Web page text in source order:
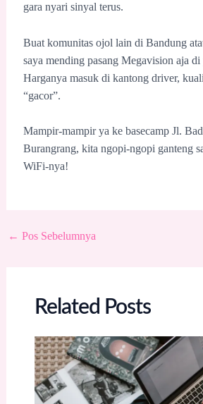
gara nyari sinyal terus.
Buat komunitas ojol lain di Bandung
saya mending pasang Megavision aja di
Harganya masuk di kantong driver,
“gacor”.
Mampir-mampir ya ke basecamp Jl.
Burangrang, kita ngopi-ngopi ganteng
WiFi-nya!
← Pos Sebelumnya
Related Posts